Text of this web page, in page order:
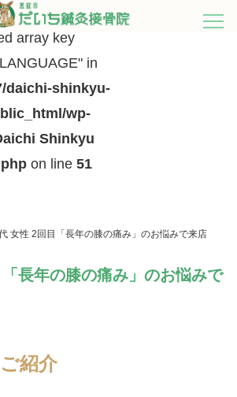
array key
in
daichi-shinkyu-
wp-
Shinkyu
on line 51
女性 2回目「長年の膝の痛み」のお悩みで来店
長年の膝の痛み」のお悩みで
紹介